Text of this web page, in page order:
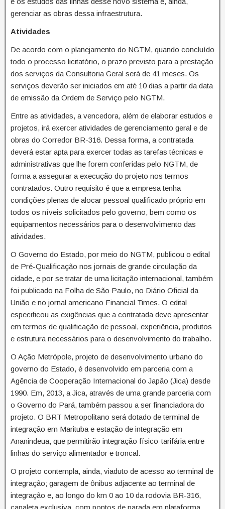
gerenciar as obras dessa infraestrutura.
Atividades
De acordo com o planejamento do NGTM, quando concluído
todo o processo licitatório, o prazo previsto para a prestação
dos serviços da Consultoria Geral será de 41 meses. Os
serviços deverão ser iniciados em até 10 dias a partir da data
de emissão da Ordem de Serviço pelo NGTM.
Entre as atividades, a vencedora, além de elaborar estudos e
projetos, irá exercer atividades de gerenciamento geral e de
obras do Corredor BR-316. Dessa forma, a contratada
deverá estar apta para exercer todas as tarefas técnicas e
administrativas que lhe forem conferidas pelo NGTM, de
forma a assegurar a execução do projeto nos termos
contratados. Outro requisito é que a empresa tenha
condições plenas de alocar pessoal qualificado próprio em
todos os níveis solicitados pelo governo, bem como os
equipamentos necessários para o desenvolvimento das
atividades.
O Governo do Estado, por meio do NGTM, publicou o edital
de Pré-Qualificação nos jornais de grande circulação da
cidade, e por se tratar de uma licitação internacional, também
foi publicado na Folha de São Paulo, no Diário Oficial da
União e no jornal americano Financial Times. O edital
especificou as exigências que a contratada deve apresentar
em termos de qualificação de pessoal, experiência, produtos
e estrutura necessários para o desenvolvimento do trabalho.
O Ação Metrópole, projeto de desenvolvimento urbano do
governo do Estado, é desenvolvido em parceria com a
Agência de Cooperação Internacional do Japão (Jica) desde
1990. Em, 2013, a Jica, através de uma grande parceria com
o Governo do Pará, também passou a ser financiadora do
projeto. O BRT Metropolitano será dotado de terminal de
integração em Marituba e estação de integração em
Ananindeua, que permitirão integração físico-tarifária entre
linhas do serviço alimentador e troncal.
O projeto contempla, ainda, viaduto de acesso ao terminal de
integração; garagem de ônibus adjacente ao terminal de
integração e, ao longo do km 0 ao 10 da rodovia BR-316,
canaleta exclusiva, com pontos de parada em plataforma